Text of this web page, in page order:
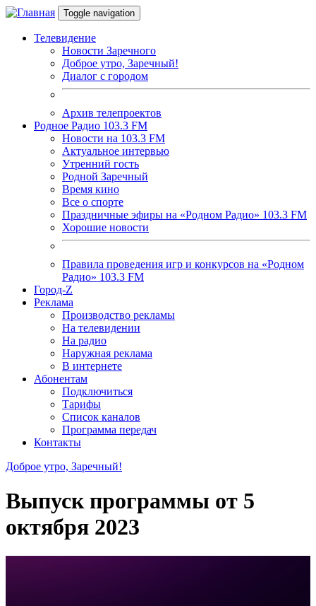
Перейти к основному содержанию
Toggle navigation
Телевидение
Новости Заречного
Доброе утро, Заречный!
Диалог с городом
Архив телепроектов
Родное Радио 103.3 FM
Новости на 103.3 FM
Актуальное интервью
Утренний гость
Родной Заречный
Время кино
Все о спорте
Праздничные эфиры на «Родном Радио» 103.3 FM
Хорошие новости
Правила проведения игр и конкурсов на «Родном
Радио» 103.3 FM
Город-Z
Реклама
Производство рекламы
На телевидении
На радио
Наружная реклама
В интернете
Абонентам
Подключиться
Тарифы
Список каналов
Программа передач
Контакты
Доброе утро, Заречный!
Выпуск программы от 5
октября 2023